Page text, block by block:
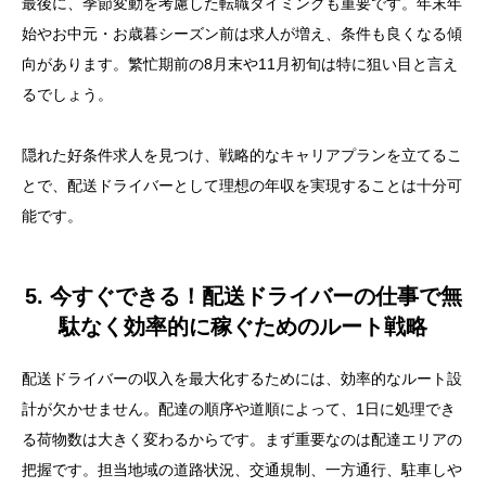
最後に、季節変動を考慮した転職タイミングも重要です。年末年
始やお中元・お歳暮シーズン前は求人が増え、条件も良くなる傾
向があります。繁忙期前の8月末や11月初旬は特に狙い目と言え
るでしょう。
隠れた好条件求人を見つけ、戦略的なキャリアプランを立てるこ
とで、配送ドライバーとして理想の年収を実現することは十分可
能です。
5. 今すぐできる！配送ドライバーの仕事で無
駄なく効率的に稼ぐためのルート戦略
配送ドライバーの収入を最大化するためには、効率的なルート設
計が欠かせません。配達の順序や道順によって、1日に処理でき
る荷物数は大きく変わるからです。まず重要なのは配達エリアの
把握です。担当地域の道路状況、交通規制、一方通行、駐車しや